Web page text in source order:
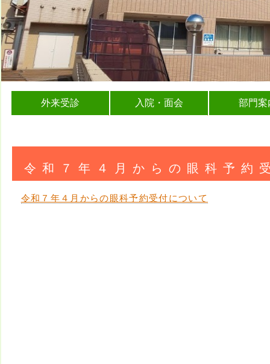
外来受診 入院・面会 部門案
令和７年４月からの眼科予約
令和７年４月からの眼科予約受付について